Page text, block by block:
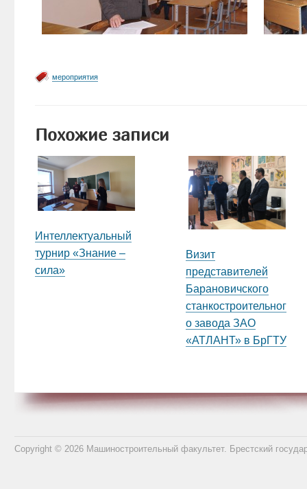
мероприятия
Похожие записи
Интеллектуальный
турнир «Знание –
сила»
Визит
представителей
Барановичского
станкостроительног
о завода ЗАО
«АТЛАНТ» в БрГТУ
Copyright © 2026 Машиностроительный факультет. Брестский